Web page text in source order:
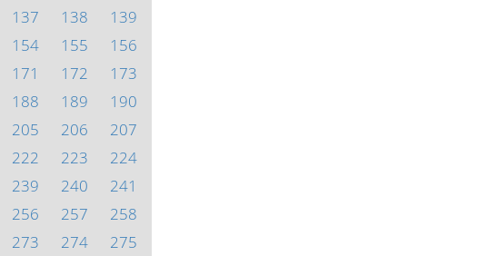
137 138
139
154 155
156
171 172
173
188 189
190
205 206
207
222 223
224
239 240
241
256 257
258
273 274 275